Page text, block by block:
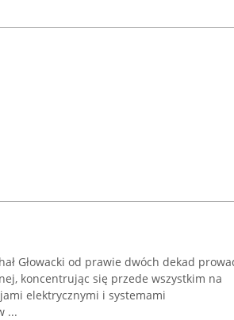
Głowacki od prawie dwóch dekad
koncentrując się przede wszystkim na
elektrycznymi i systemami
...